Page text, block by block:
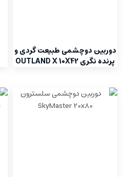
دوربین دوچشمی طبیعت گردی و
پرنده نگری OUTLAND X 10X42